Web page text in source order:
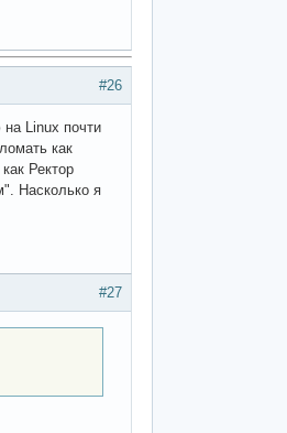
#26
Linux почти
как
Ректор
Насколько я
#27